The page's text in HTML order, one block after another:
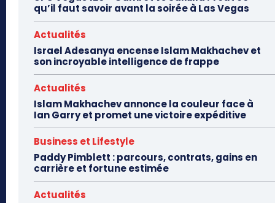
qu’il faut savoir avant la soirée à Las Vegas
Actualités
Israel Adesanya encense Islam Makhachev et
son incroyable intelligence de frappe
Actualités
Islam Makhachev annonce la couleur face à
Ian Garry et promet une victoire expéditive
Business et Lifestyle
Paddy Pimblett : parcours, contrats, gains en
carrière et fortune estimée
Actualités